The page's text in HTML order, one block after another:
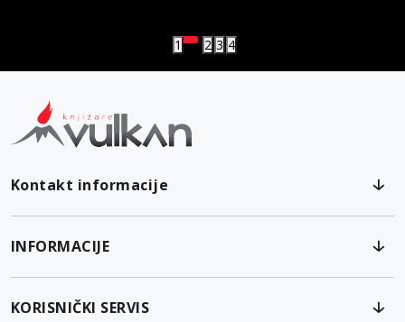
1 2 3 4
Kontakt informacije
INFORMACIJE
KORISNIČKI SERVIS